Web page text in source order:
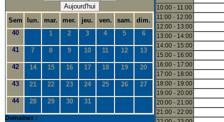
Aujourd'hui
Sem
lun. mar. mer. jeu. ven. sam.
dim.
40
1 2 3 4 5 6
41 7 8 9 10 11 12 13
42 14 15 16 17 18 19 20
43 21 22 23 24 25 26 27
44 28 29 30 31
Domaines :
10:00 - 11:00
11:00 - 12:00
12:00 - 13:00
13:00 - 14:00
14:00 - 15:00
15:00 - 16:00
16:00 - 17:00
17:00 - 18:00
18:00 - 19:00
19:00 - 20:00
20:00 - 21:00
21:00 - 22:00